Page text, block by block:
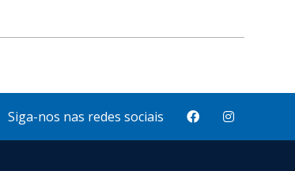
Siga-nos nas redes sociais